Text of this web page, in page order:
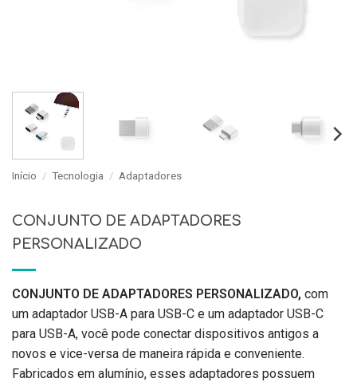
Início / Tecnologia / Adaptadores
CONJUNTO DE ADAPTADORES
PERSONALIZADO
CONJUNTO DE ADAPTADORES PERSONALIZADO, com
um adaptador USB-A para USB-C e um adaptador USB-C
para USB-A, você pode conectar dispositivos antigos a
novos e vice-versa de maneira rápida e conveniente.
Fabricados em alumínio, esses adaptadores possuem